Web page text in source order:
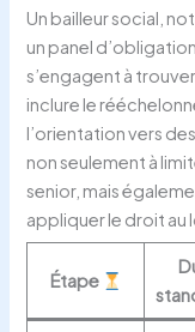
Un bailleur social,
un panel
s’engagent à
inclure le
l’orientation vers
non seulement à
senior, mais
appliquer le droit au
Étape